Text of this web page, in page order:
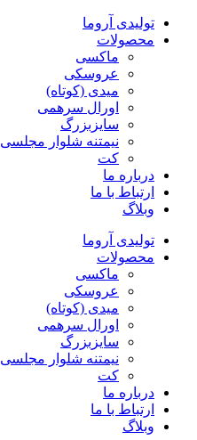
پرش
تولیدی آروما
محصولات
ماکسی
عروسکی
میدی (کوتاه)
اورال سرهمی
سایزبزرگ
نیمتنه شلوار مجلسی
کت
درباره ما
ارتباط با ما
وبلاگ
تولیدی آروما
محصولات
ماکسی
عروسکی
میدی (کوتاه)
اورال سرهمی
سایزبزرگ
نیمتنه شلوار مجلسی
کت
درباره ما
ارتباط با ما
وبلاگ